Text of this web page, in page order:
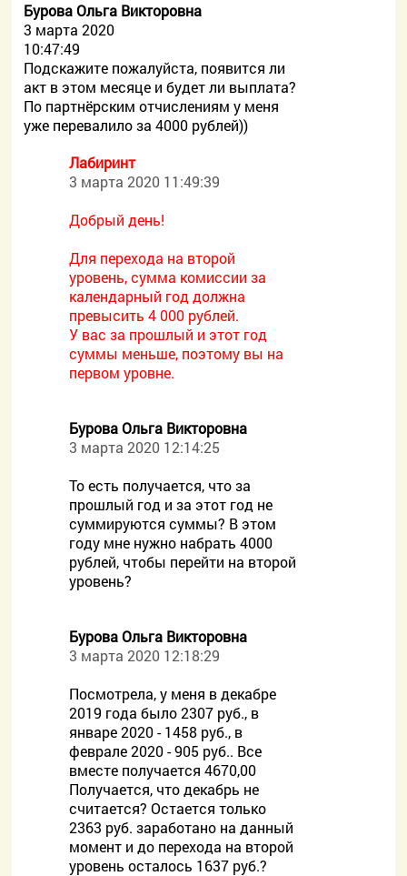
Бурова Ольга Викторовна
3 марта 2020
10:47:49
Подскажите пожалуйста, появится ли
акт в этом месяце и будет ли выплата?
По партнёрским отчислениям у меня
уже перевалило за 4000 рублей))
Лабиринт
3 марта 2020 11:49:39
Добрый день!
Для перехода на второй
уровень, сумма комиссии за
календарный год должна
превысить 4 000 рублей.
У вас за прошлый и этот год
суммы меньше, поэтому вы на
первом уровне.
Бурова Ольга Викторовна
3 марта 2020 12:14:25
То есть получается, что за
прошлый год и за этот год не
суммируются суммы? В этом
году мне нужно набрать 4000
рублей, чтобы перейти на второй
уровень?
Бурова Ольга Викторовна
3 марта 2020 12:18:29
Посмотрела, у меня в декабре
2019 года было 2307 руб., в
январе 2020 - 1458 руб., в
феврале 2020 - 905 руб.. Все
вместе получается 4670,00
Получается, что декабрь не
считается? Остается только
2363 руб. заработано на данный
момент и до перехода на второй
уровень осталось 1637 руб.?